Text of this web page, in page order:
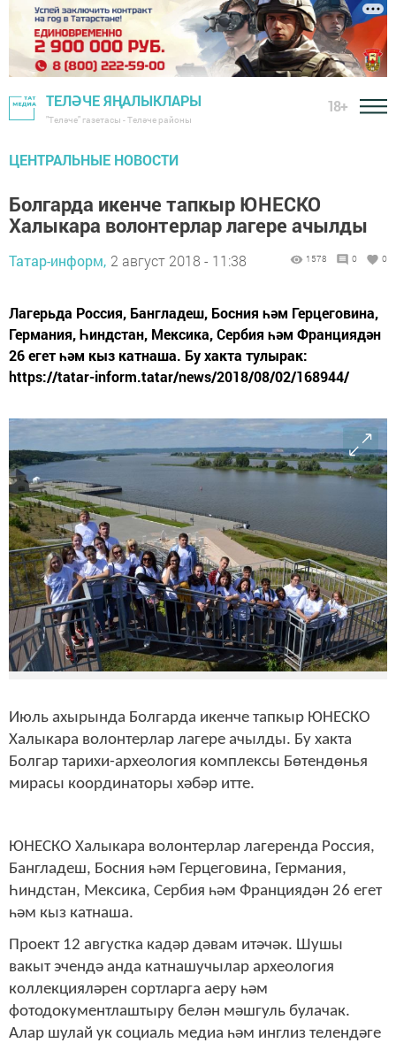
ТЕЛӘЧЕ ЯҢАЛЫКЛАРЫ
"Теләче" газетасы - Теләче районы
18+
ЦЕНТРАЛЬНЫЕ НОВОСТИ
Болгарда икенче тапкыр ЮНЕСКО
Халыкара волонтерлар лагере ачылды
Татар-информ, 2 август 2018 - 11:38 1578 0 0
Лагерьда Россия, Бангладеш, Босния һәм Герцеговина,
Германия, Һиндстан, Мексика, Сербия һәм Франциядән
26 егет һәм кыз катнаша. Бу хакта тулырак:
https://tatar-inform.tatar/news/2018/08/02/168944/
Июль ахырында Болгарда икенче тапкыр ЮНЕСКО
Халыкара волонтерлар лагере ачылды. Бу хакта
Болгар тарихи-археология комплексы Бөтендөнья
мирасы координаторы хәбәр итте.
ЮНЕСКО Халыкара волонтерлар лагеренда Россия,
Бангладеш, Босния һәм Герцеговина, Германия,
Һиндстан, Мексика, Сербия һәм Франциядән 26 егет
һәм кыз катнаша.
Проект 12 августка кадәр дәвам итәчәк. Шушы
вакыт эчендә анда катнашучылар археология
коллекцияләрен сортларга аеру һәм
фотодокументлаштыру белән мәшгуль булачак.
Алар шулай ук социаль медиа һәм инглиз телендәге